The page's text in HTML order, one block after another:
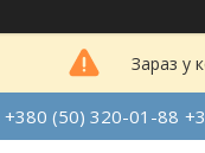
Зараз у
+380 (50) 320-01-88